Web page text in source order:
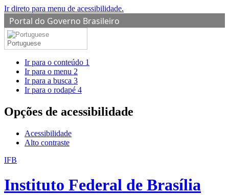
Ir direto para menu de acessibilidade.
Portal do Governo Brasileiro
Portuguese
Ir para o conteúdo 1
Ir para o menu 2
Ir para a busca 3
Ir para o rodapé 4
Opções de acessibilidade
Acessibilidade
Alto contraste
IFB
Instituto Federal de Brasília